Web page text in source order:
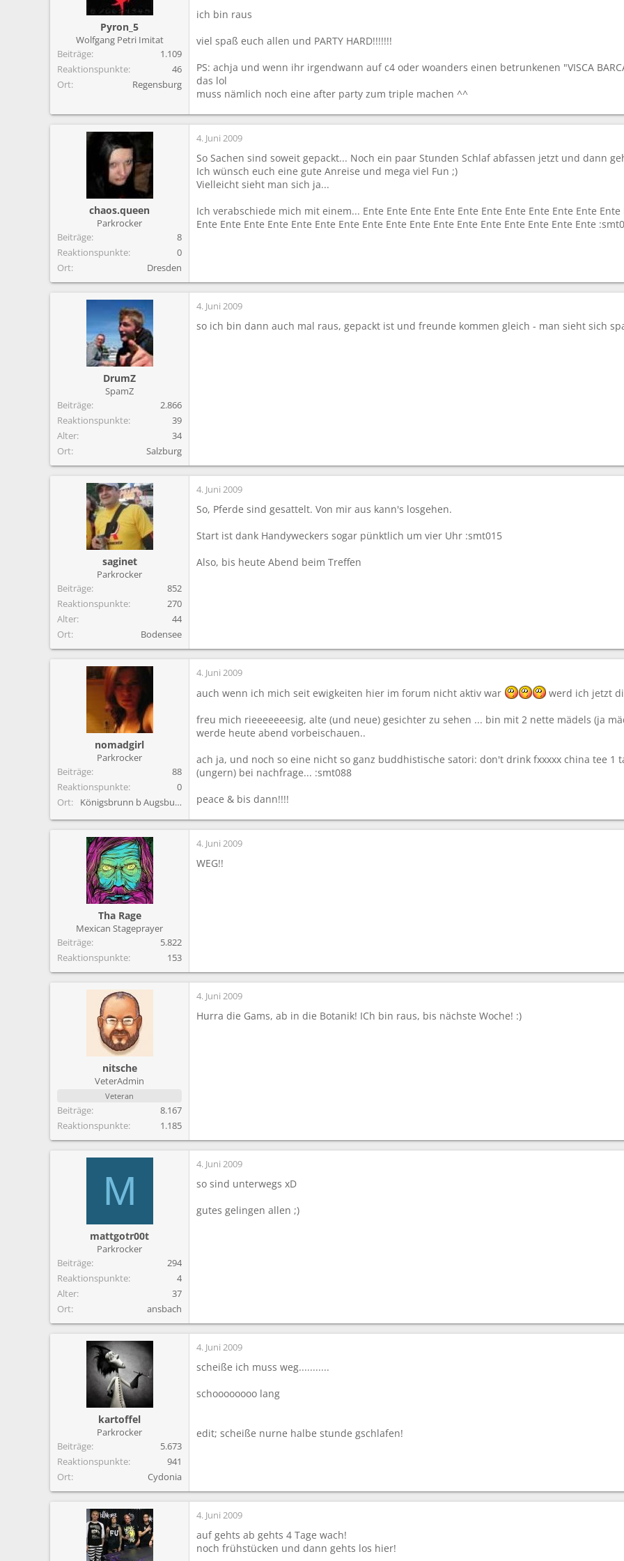
Pyron_5
Wolfgang Petri Imitat
Beiträge
1.109
Reaktionspunkte
46
Ort
Regensburg
ich bin raus
viel spaß euch allen und PARTY HARD!!!!!!!
PS: achja und wenn ihr irgendwann auf c4 oder woanders einen betrunkenen "VISCA
das lol
muss nämlich noch eine after party zum triple machen ^^
chaos.queen
Parkrocker
Beiträge
8
Reaktionspunkte
0
Ort
Dresden
4. Juni 2009
So Sachen sind soweit gepackt... Noch ein paar Stunden Schlaf abfassen jetzt und dann
Ich wünsch euch eine gute Anreise und mega viel Fun ;)
Vielleicht sieht man sich ja...
Ich verabschiede mich mit einem... Ente Ente Ente Ente Ente Ente Ente Ente Ente Ente
Ente Ente Ente Ente Ente Ente Ente Ente Ente Ente Ente Ente Ente Ente Ente Ente Ente
DrumZ
SpamZ
Beiträge
2.866
Reaktionspunkte
39
Alter
34
Ort
Salzburg
4. Juni 2009
so ich bin dann auch mal raus, gepackt ist und freunde kommen gleich - man sieht sich
saginet
Parkrocker
Beiträge
852
Reaktionspunkte
270
Alter
44
Ort
Bodensee
4. Juni 2009
So, Pferde sind gesattelt. Von mir aus kann's losgehen.
Start ist dank Handyweckers sogar pünktlich um vier Uhr :smt015
Also, bis heute Abend beim Treffen
nomadgirl
Parkrocker
Beiträge
88
Reaktionspunkte
0
Ort
Königsbrunn b Augsburg
4. Juni 2009
auch wenn ich mich seit ewigkeiten hier im forum nicht aktiv war
werd ich jetzt
freu mich rieeeeeeesig, alte (und neue) gesichter zu sehen ... bin mit 2 nette mädels (ja
werde heute abend vorbeischauen..
ach ja, und noch so eine nicht so ganz buddhistische satori: don't drink fxxxxx china tee 1
(ungern) bei nachfrage... :smt088
peace & bis dann!!!!
Tha Rage
Mexican Stageprayer
Beiträge
5.822
Reaktionspunkte
153
4. Juni 2009
WEG!!
nitsche
VeterAdmin
Veteran
Beiträge
8.167
Reaktionspunkte
1.185
4. Juni 2009
Hurra die Gams, ab in die Botanik! ICh bin raus, bis nächste Woche! :)
M
mattgotr00t
Parkrocker
Beiträge
294
Reaktionspunkte
4
Alter
37
Ort
ansbach
4. Juni 2009
so sind unterwegs xD
gutes gelingen allen ;)
kartoffel
Parkrocker
Beiträge
5.673
Reaktionspunkte
941
Ort
Cydonia
4. Juni 2009
scheiße ich muss weg...........
schoooooooo lang
edit; scheiße nurne halbe stunde gschlafen!
4. Juni 2009
auf gehts ab gehts 4 Tage wach!
noch frühstücken und dann gehts los hier!